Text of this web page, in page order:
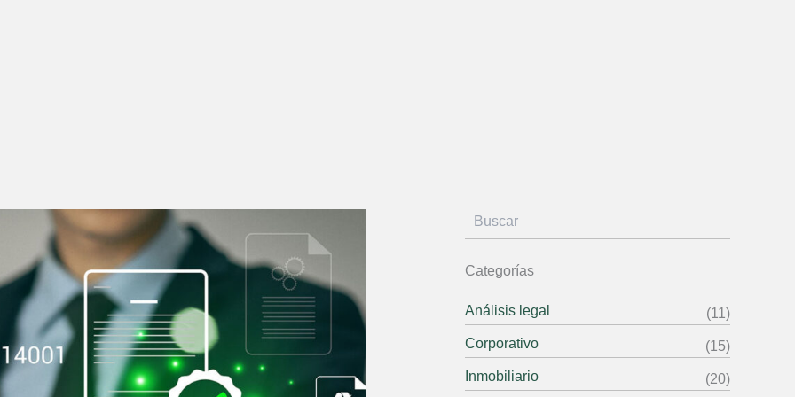
Categorías
Análisis legal
(11)
Corporativo
(15)
Inmobiliario
(20)